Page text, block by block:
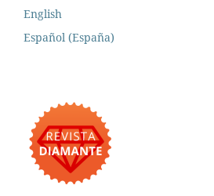
English
Español (España)